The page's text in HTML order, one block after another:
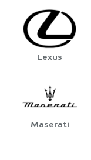
Lexus
Maserati